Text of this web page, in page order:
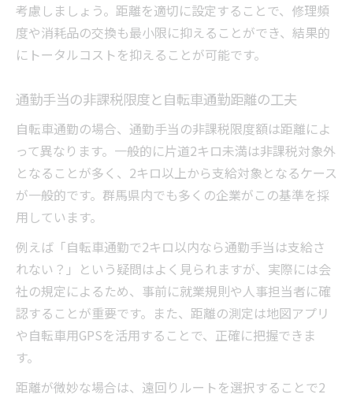
考慮しましょう。距離を適切に設定することで、修理頻
度や消耗品の交換も最小限に抑えることができ、結果的
にトータルコストを抑えることが可能です。
通勤手当の非課税限度と自転車通勤距離の工夫
自転車通勤の場合、通勤手当の非課税限度額は距離によ
って異なります。一般的に片道2キロ未満は非課税対象外
となることが多く、2キロ以上から支給対象となるケース
が一般的です。群馬県内でも多くの企業がこの基準を採
用しています。
例えば「自転車通勤で2キロ以内なら通勤手当は支給さ
れない？」という疑問はよく見られますが、実際には会
社の規定によるため、事前に就業規則や人事担当者に確
認することが重要です。また、距離の測定は地図アプリ
や自転車用GPSを活用することで、正確に把握できま
す。
距離が微妙な場合は、遠回りルートを選択することで2